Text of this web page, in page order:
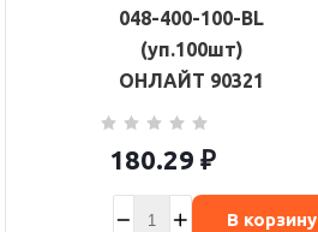
048-400-100-BL
(уп.100шт)
ОНЛАЙТ 90321
180.29 ₽
В корзину